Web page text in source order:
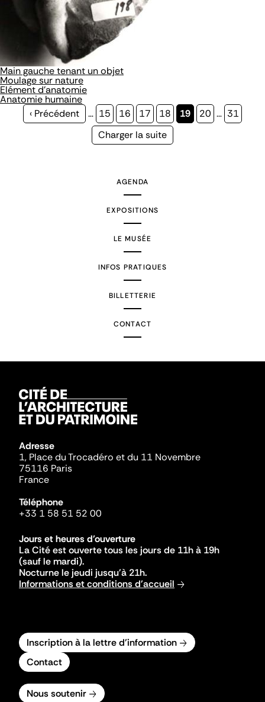
Main gauche tenant un objet
Moulage sur nature
Elément d'anatomie
Anatomie humaine
Page
‹ Précédent … Page
15 Page
16 Page
17 Page
18
Page
19 Page
20 … Page
31
Page
Charger la suite
AGENDA
EXPOSITIONS
LE MUSÉE
INFOS PRATIQUES
BILLETTERIE
CONTACT
Adresse
1, Place du Trocadéro et du 11 Novembre
75116 Paris
France
Téléphone
+33 1 58 51 52 00
Jours et heures d'ouverture
La Cité est ouverte tous les jours de 11h à 19h
(sauf le mardi).
Nocturne le jeudi jusqu'à 21h.
Informations et conditions d'accueil
Inscription à la lettre d'information
Contact
Nous soutenir